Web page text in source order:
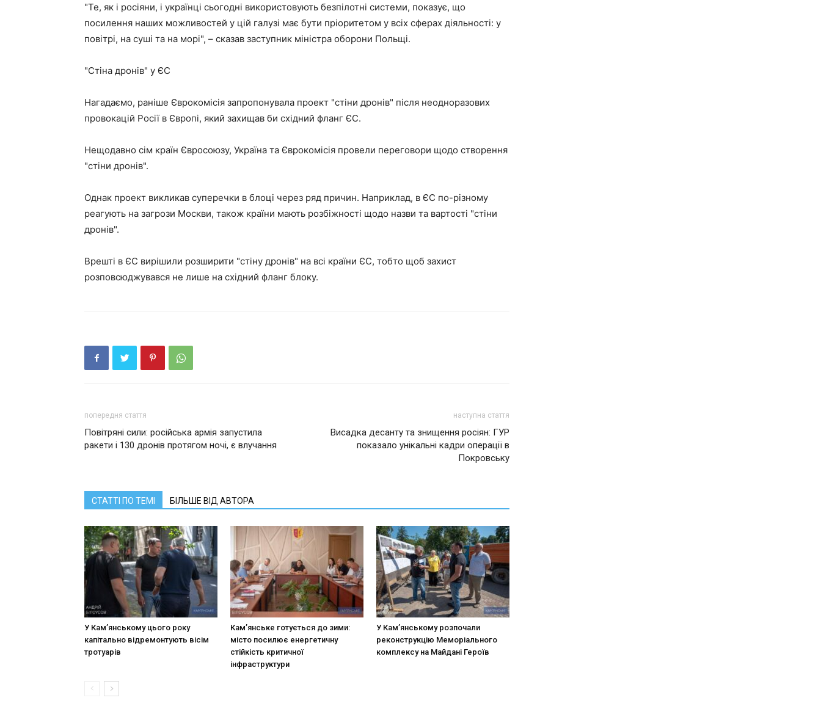
"Те, як і росіяни, і українці сьогодні використовують безпілотні системи, показує, що
посилення наших можливостей у цій галузі має бути пріоритетом у всіх сферах діяльності: у
повітрі, на суші та на морі", – сказав заступник міністра оборони Польщі.
"Стіна дронів" у ЄС
Нагадаємо, раніше Єврокомісія запропонувала проект "стіни дронів" після неодноразових
провокацій Росії в Європі, який захищав би східний фланг ЄС.
Нещодавно сім країн Євросоюзу, Україна та Єврокомісія провели переговори щодо створення
"стіни дронів".
Однак проект викликав суперечки в блоці через ряд причин. Наприклад, в ЄС по-різному
реагують на загрози Москви, також країни мають розбіжності щодо назви та вартості "стіни
дронів".
Врешті в ЄС вирішили розширити "стіну дронів" на всі країни ЄС, тобто щоб захист
розповсюджувався не лише на східний фланг блоку.
попередня стаття
Повітряні сили: російська армія запустила
ракети і 130 дронів протягом ночі, є влучання
наступна стаття
Висадка десанту та знищення росіян: ГУР
показало унікальні кадри операції в
Покровську
СТАТТІ ПО ТЕМІ БІЛЬШЕ ВІД АВТОРА
У Кам’янському цього року
капітально відремонтують вісім
тротуарів
Кам’янське готується до зими:
місто посилює енергетичну
стійкість критичної
інфраструктури
У Кам’янському розпочали
реконструкцію Меморіального
комплексу на Майдані Героїв